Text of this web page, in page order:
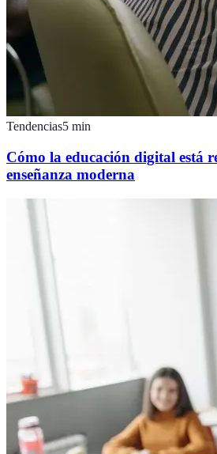
Tendencias5 min
Cómo la educación digital está
enseñanza moderna